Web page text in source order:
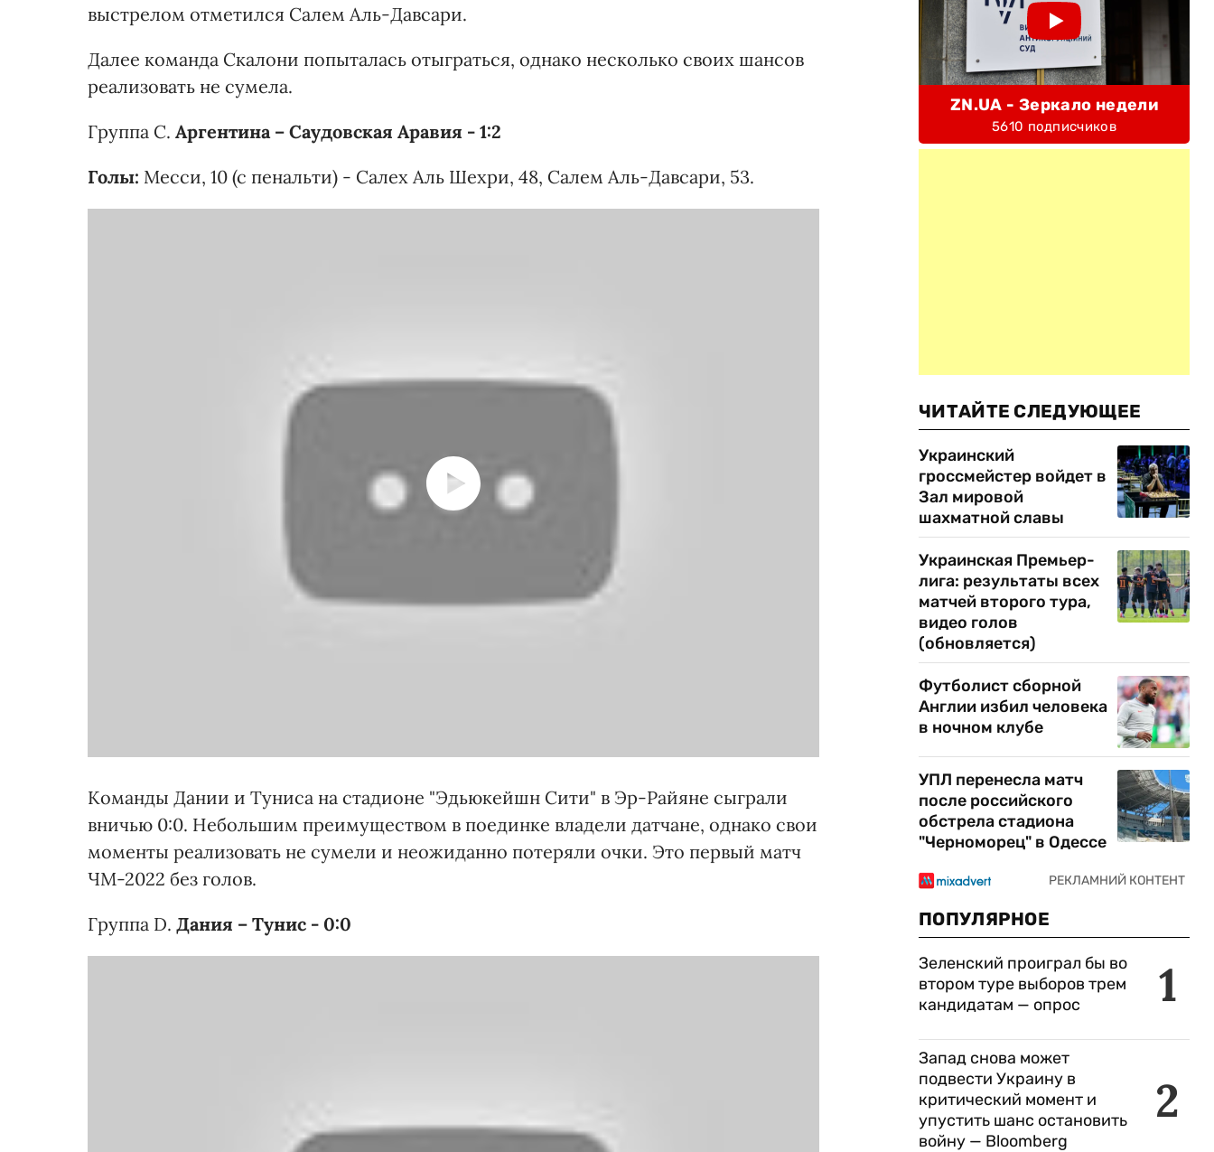
выстрелом отметился Салем Аль-Давсари.
Далее команда Скалони попыталась отыграться, однако несколько своих шансов
реализовать не сумела.
Группа С. Аргентина – Саудовская Аравия - 1:2
Голы: Месси, 10 (с пенальти) - Салех Аль Шехри, 48, Салем Аль-Давсари, 53.
Команды Дании и Туниса на стадионе "Эдьюкейшн Сити" в Эр-Райяне сыграли
вничью 0:0. Небольшим преимуществом в поединке владели датчане, однако свои
моменты реализовать не сумели и неожиданно потеряли очки. Это первый матч
ЧМ-2022 без голов.
Группа D. Дания – Тунис - 0:0
ZN.UA - Зеркало недели
5610 подписчиков
ЧИТАЙТЕ СЛЕДУЮЩЕЕ
Украинский
гроссмейстер войдет в
Зал мировой
шахматной славы
Украинская Премьер-
лига: результаты всех
матчей второго тура,
видео голов
(обновляется)
Футболист сборной
Англии избил человека
в ночном клубе
УПЛ перенесла матч
после российского
обстрела стадиона
"Черноморец" в Одессе
ПОПУЛЯРНОЕ
1
Зеленский проиграл бы во
втором туре выборов трем
кандидатам — опрос
2
Запад снова может
подвести Украину в
критический момент и
упустить шанс остановить
войну — Bloomberg